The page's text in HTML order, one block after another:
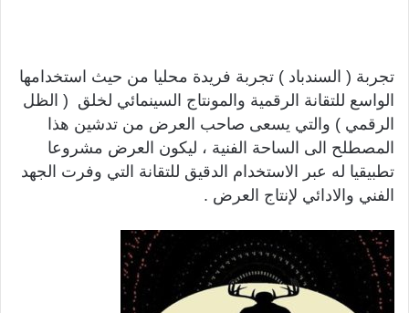
تجربة ( السندباد ) تجربة فريدة محليا من حيث استخدامها
الواسع للتقانة الرقمية والمونتاج السينمائي لخلق ( الظل
الرقمي ) والتي يسعى صاحب العرض من تدشين هذا
المصطلح الى الساحة الفنية ، ليكون العرض مشروعا
تطبيقيا له عبر الاستخدام الدقيق للتقانة التي وفرت الجهد
الفني والادائي لإنتاج العرض .